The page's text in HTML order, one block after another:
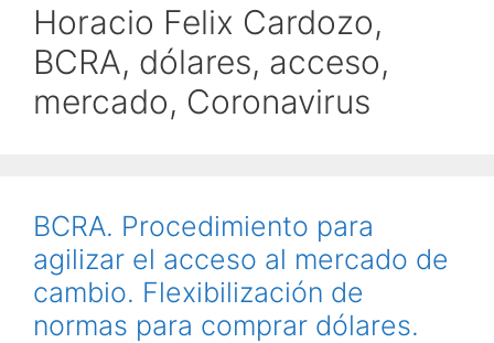
Horacio Felix Cardozo,
BCRA, dólares, acceso,
mercado, Coronavirus
BCRA. Procedimiento para
agilizar el acceso al mercado de
cambio. Flexibilización de
normas para comprar dólares.